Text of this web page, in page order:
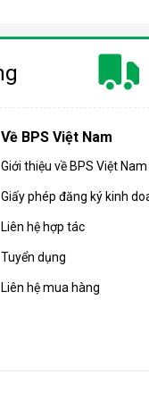
Về BPS Việt Nam
Giới thiệu về BPS Việt Nam
Giấy phép đăng ký kinh
Liên hệ hợp tác
Tuyển dụng
Liên hệ mua hàng